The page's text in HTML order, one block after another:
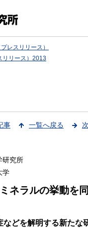
レスリリース）
リリース）2013
事 一覧へ戻る
研究所
学
ネラルの挙動を
などを解明する新たな